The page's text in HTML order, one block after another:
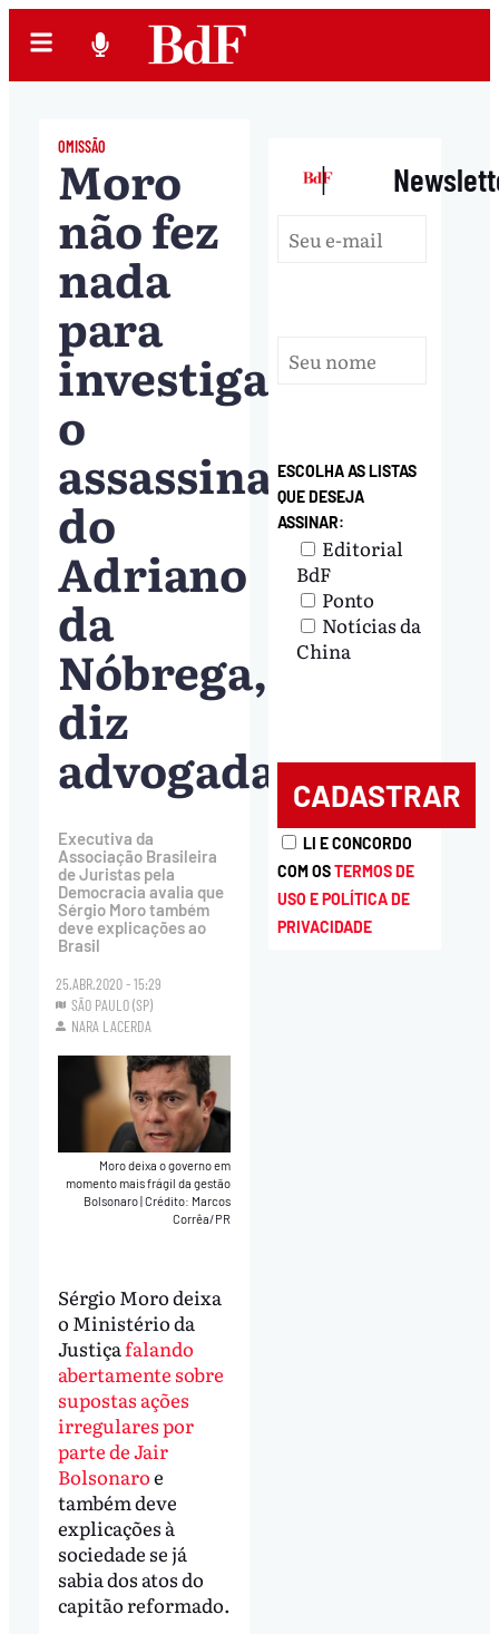
OMISSÃO
Moro
não fez
nada
para
investigar
o
assassinato
do
Adriano
da
Nóbrega,
diz
advogada
Executiva da
Associação Brasileira
de Juristas pela
Democracia avalia que
Sérgio Moro também
deve explicações ao
Brasil
25.ABR.2020 - 15:29
SÃO PAULO (SP)
NARA LACERDA
Moro deixa o governo em
momento mais frágil da gestão
Bolsonaro|Crédito: Marcos
Corrêa/PR
Sérgio Moro deixa
o Ministério da
Justiçafalando
abertamente sobre
supostas ações
irregulares por
parte de Jair
Bolsonaroe
também deve
explicações à
sociedade se já
sabia dos atos do
capitão reformado.
|
ESCOLHA AS LISTAS
QUE DESEJA
ASSINAR:
Editorial
BdF
Ponto
Notícias da
China
LI E CONCORDO
COM OSTERMOS DE
USO E POLÍTICA DE
PRIVACIDADE